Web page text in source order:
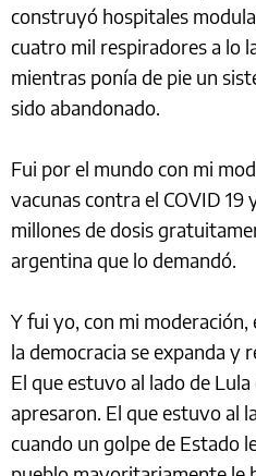
construyó hospitales
cuatro mil respiradores a lo
mientras ponía de pie un
sido abandonado.
Fui por el mundo con mi
vacunas contra el COVID 19
millones de dosis
argentina que lo demandó.
Y fui yo, con mi moderación,
la democracia se expanda y
El que estuvo al lado de
apresaron. El que estuvo al
cuando un golpe de Estado